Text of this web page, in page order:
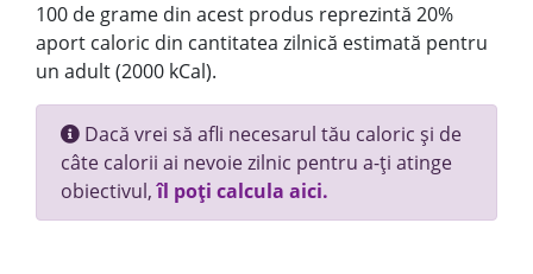
100 de grame din acest produs reprezintă 20%
aport caloric din cantitatea zilnică estimată pentru
un adult (2000 kCal).
Dacă vrei să afli necesarul tău caloric și de
câte calorii ai nevoie zilnic pentru a-ți atinge
obiectivul,îl poți calcula aici.